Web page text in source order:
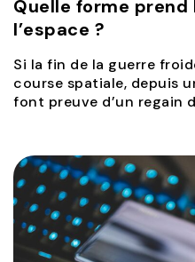
Quelle forme prend
l’espace ?
Si la fin de la guerre
course spatiale, depuis
font preuve d’un regain